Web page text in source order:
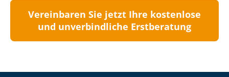
Vereinbaren Sie jetzt Ihre kostenlose
und unverbindliche Erstberatung